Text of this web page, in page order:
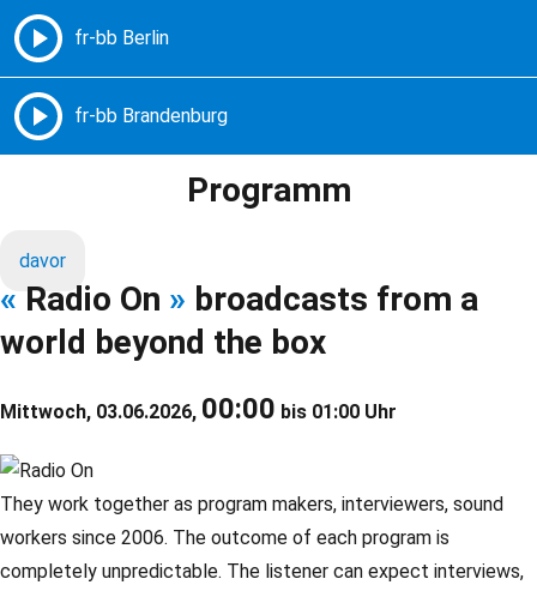
Freie Radios – Berlin Brandenburg
Programm
davor
« Radio On » broadcasts from a
world beyond the box
Mittwoch, 03.06.2026, 00:00 bis 01:00 Uhr
They work together as program makers, interviewers, sound
workers since 2006. The outcome of each program is
completely unpredictable. The listener can expect interviews,